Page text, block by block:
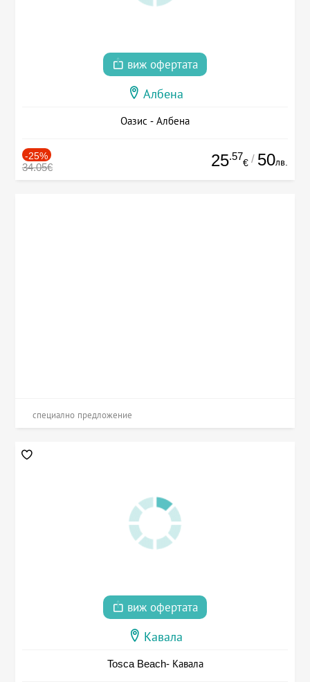
виж офертата
Албена
Оазис - Албена
-25%
34.05€ 25.57
€ / 50лв.
специално предложение
виж офертата
Кавала
Tosca Beach- Кавала